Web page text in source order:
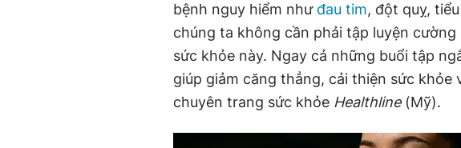
bệnh nguy hiểm như đau tim, đột quỵ,
chúng ta không cần phải tập luyện
sức khỏe này. Ngay cả những buổi tập
giúp giảm căng thẳng, cải thiện sức khỏe
chuyên trang sức khỏe Healthline(Mỹ).